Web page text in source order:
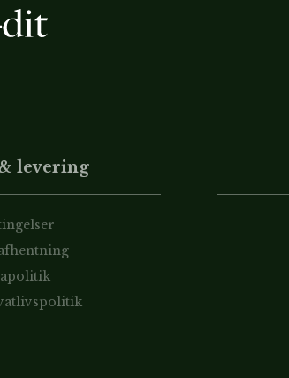
levering